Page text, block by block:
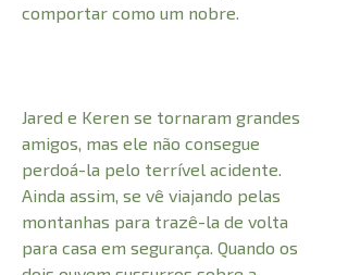
comportar como um nobre.
Jared e Keren se tornaram grandes
amigos, mas ele não consegue
perdoá-la pelo terrível acidente.
Ainda assim, se vê viajando pelas
montanhas para trazê-la de volta
para casa em segurança. Quando os